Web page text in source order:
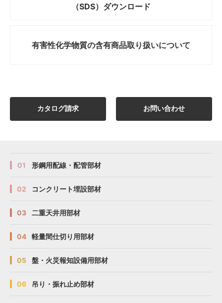
（SDS）ダウンロード
有害性化学物質の含有商品取り扱いについて
カタログ請求 お問い合わせ
01 形鋼用配線・配管部材
02 コンクリート埋設部材
03 二重天井用部材
04 軽量間仕切り用部材
05 盤・火災報知設備用部材
06 吊り・振れ止め部材